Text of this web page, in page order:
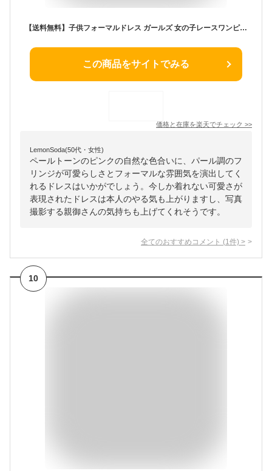
【送料無料】子供フォーマルドレス ガールズ 女の子レースワンピース 赤ちゃん イベント パーティー 音楽会 結婚式 発表会 ピアノ 入園式 七五三 お姫様80cm 90cm 100cm 110cm 120cm 130cm 140cm 150cm
この商品をサイトでみる
価格と在庫を楽天でチェック >>
LemonSoda(50代・女性)
ペールトーンのピンクの自然な色合いに、パール調のフ
リンジが可愛らしさとフォーマルな雰囲気を演出してく
れるドレスはいかがでしょう。今しか着れない可愛さが
表現されたドレスは本人のやる気も上がりますし、写真
撮影する親御さんの気持ちも上げてくれそうです。
全てのおすすめコメント (1 件) >
10